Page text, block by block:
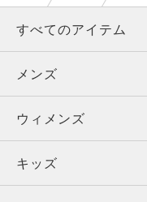
すべてのアイテム
メンズ
ウィメンズ
キッズ
メンズ
トップス
ボトムス
ウィメンズ
トップス
キッズ